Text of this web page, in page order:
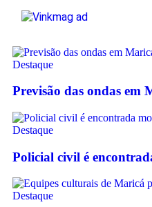
Destaque
Previsão das ondas em
Destaque
Policial civil é
Destaque